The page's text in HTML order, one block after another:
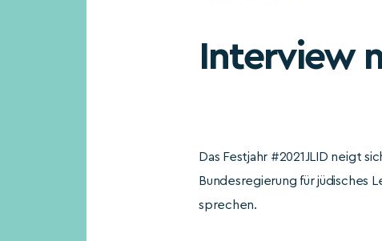
Interview
Das Festjahr #2021JLID neigt
Bundesregierung für jüdisches
sprechen.